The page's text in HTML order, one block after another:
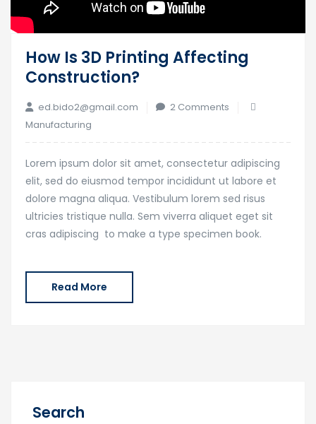
How Is 3D Printing Affecting
Construction?
ed.bido2@gmail.com
2 Comments
Manufacturing
Lorem ipsum dolor sit amet, consectetur adipiscing
elit, sed do eiusmod tempor incididunt ut labore et
dolore magna aliqua. Vestibulum lorem sed risus
ultricies tristique nulla. Sem viverra aliquet eget sit
cras adipiscing to make a type specimen book.
Read More
Search